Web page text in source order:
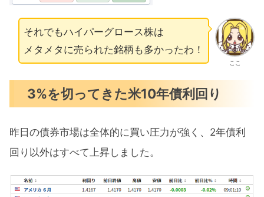
ここ
それでもハイパーグロース株は
メタメタに売られた銘柄も多かったわ！
3%を切ってきた米10年債利回り
昨日の債券市場は全体的に買い圧力が強く、2年債利
回り以外はすべて上昇しました。